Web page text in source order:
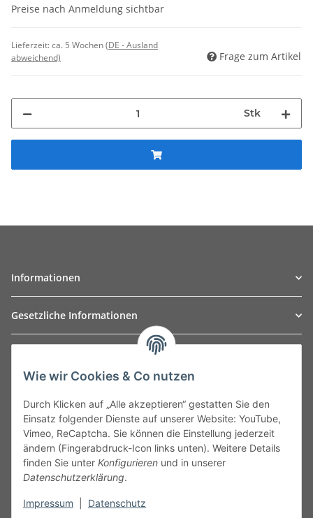
Preise nach Anmeldung sichtbar
Lieferzeit:ca. 5 Wochen(DE - Ausland
abweichend)
Frage zum Artikel
Stk
Informationen
Gesetzliche Informationen
Leibnizstraße 2a
Germany
Phone:+49 40 5287270
Fax:+49 40 5281050
Email:sales@tow-automotive.de
Wie wir Cookies & Co nutzen
Durch Klicken auf „Alle akzeptieren“ gestatten Sie den
Einsatz folgender Dienste auf unserer Website: YouTube,
Vimeo, ReCaptcha. Sie können die Einstellung jederzeit
ändern (Fingerabdruck-Icon links unten). Weitere Details
finden Sie unter Konfigurieren und in unserer
Datenschutzerklärung.
Impressum Datenschutz